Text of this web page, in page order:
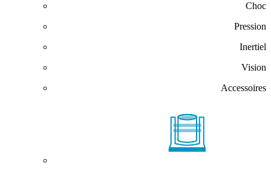
Choc
Pression
Inertiel
Vision
Accessoires